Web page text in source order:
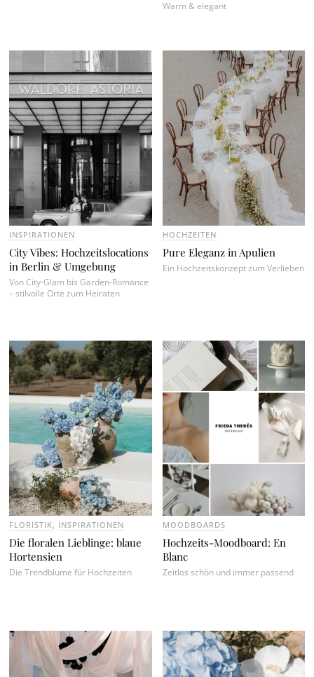
Warm & elegant
INSPIRATIONEN
City Vibes: Hochzeitslocations
in Berlin & Umgebung
Von City-Glam bis Garden-Romance
– stilvolle Orte zum Heiraten
HOCHZEITEN
Pure Eleganz in Apulien
Ein Hochzeitskonzept zum Verlieben
FLORISTIK INSPIRATIONEN
Die floralen Lieblinge: blaue
Hortensien
Die Trendblume für Hochzeiten
MOODBOARDS
Hochzeits-Moodboard: En
Blanc
Zeitlos schön und immer passend